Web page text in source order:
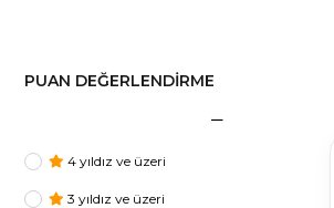
PUAN DEĞERLENDIRME
4 yıldız ve üzeri
3 yıldız ve üzeri